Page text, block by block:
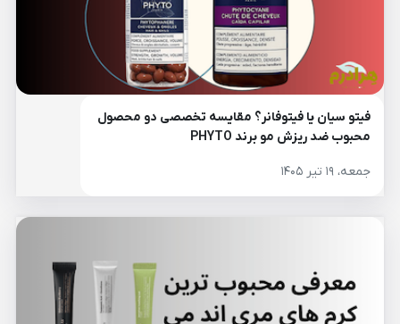
فیتو سیان یا فیتوفانر؟ مقایسه تخصصی دو محصول
محبوب ضد ریزش مو برند PHYTO
جمعه، ۱۹ تیر ۱۴۰۵